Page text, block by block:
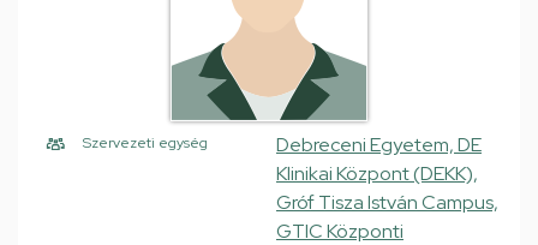
Szervezeti egység
Debreceni Egyetem, DE
Klinikai Központ (DEKK),
Gróf Tisza István Campus,
GTIC Központi